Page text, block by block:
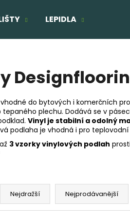
LEPIDLA
do bytových i komerčních
plechu. Dodává se v
Vinyl je stabilní a odolný
podlaha je vhodná i pro
3 vzorky vinylových podlah
Nejdražší Nejprodávanější
Původně:2 287 Kč